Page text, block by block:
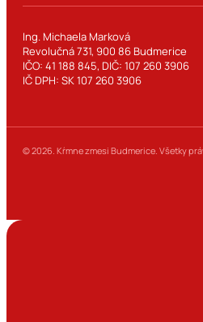
Ing. Michaela Marková
Revolučná 731, 900 86 Budmerice
IČO: 41 188 845, DIČ: 107 260 3906
IČ DPH: SK 107 260 3906
© 2026. Kŕmne zmesi Budmerice. Všetky